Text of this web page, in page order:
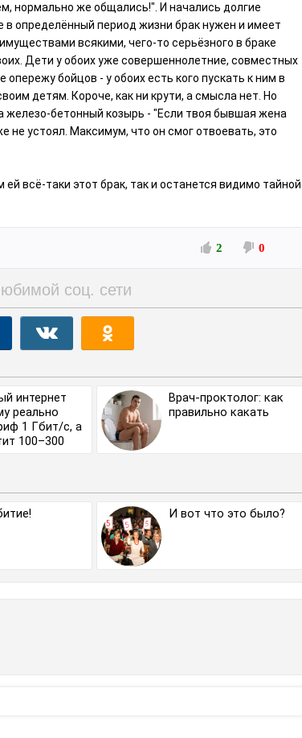
нормально же общались!". И начались долгие
определëнный период жизни брак нужен и имеет
всякими, чего-то серьëзного в браке
Дети у обоих уже совершеннолетние, совместных
бойцов - у обоих есть кого пускать к ним в
детям. Короче, как ни крути, а смысла нет. Но
железо-бетонный козырь - "Если твоя бывшая жена
не устоял. Максимум, что он смог отвоевать, это
всë-таки этот брак, так и останется видимо
2 0
соц. сети
интернет
реально
1 Гбит/с, а
100–300
Врач-проктолог: как
правильно какать
И вот что это было?